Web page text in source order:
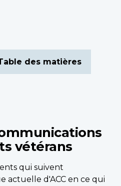
des matières
vétérans
qui suivent
actuelle d'ACC en ce qui